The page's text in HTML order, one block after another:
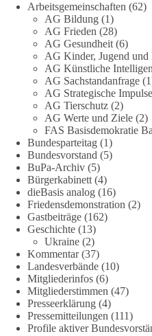
„Grundrechte der Natur“ weit
hinausreichen und grundlegende
zum Rechtsstaat und zur
👉 Hier weiterlesen:https://
partei.de/2026/07/grundrechte-
grundgesetz/
🟩🟩🟦🟦🟥🟥🟧🟧
Es ging weniger um fertige
darüber, wie Freiheit,
Grundrechte in einer
miteinander in Einklang gebracht
#dieBasis #natur #grundrechte
38 7 8
DieBasis
1 Tag zuvor
Arbeitsgemeinschaften (62)
AG Bildung (1)
AG Frieden (28)
AG Gesundheit (6)
AG Kinder, Jugend und
AG Künstliche
AG Sachstandanfrage
AG Strategische Impulse
AG Tierschutz (2)
AG Werte und Ziele (2)
FAS Basisdemokratie
Bundesparteitag (1)
Bundesvorstand (5)
BuPa-Archiv (5)
Bürgerkabinett (4)
dieBasis analog (16)
Friedensdemonstration (2)
Gastbeiträge (162)
Geschichte (13)
Ukraine (2)
Kommentar(37)
Landesverbände (10)
Mitgliederinfos (6)
Mitgliederstimmen (47)
Presseerklärung (4)
Pressemitteilungen (111)
Profile aktiver